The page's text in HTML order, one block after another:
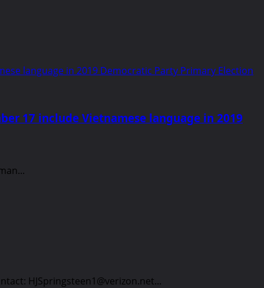
language in 2019 Democratic Party Primary Election
17 include Vietnamese language in 2019
HJSpringsteen1@verizon.net...